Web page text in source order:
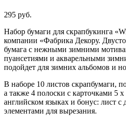
295 руб.
Набор бумаги для скрапбукинга
компании «Фабрика Декору.
бумага с нежными зимними
пуансетиями и акварельными
подойдет для зимних альбомов и
В наборе 10 листов скрапбумаги,
а также 4 полоски с карточками 5
английском языках и бонус: лист с
элементами для вырезания.